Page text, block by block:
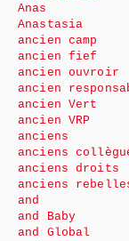
Anas
Anastasia
ancien camp
ancien fief
ancien ouvroir
ancien
ancien Vert
ancien VRP
anciens
anciens
anciens droits
anciens
and
and Baby
and Global